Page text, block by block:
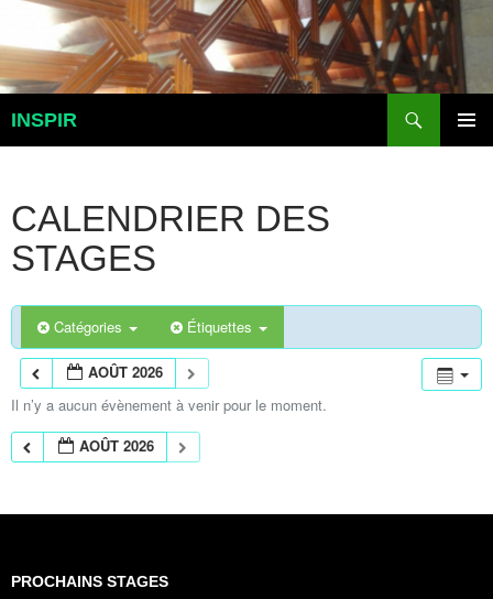
contenu
INSPIR
CALENDRIER DES
STAGES
Catégories Étiquettes
AOÛT 2026
Il n’y a aucun évènement à venir pour le moment.
AOÛT 2026
PROCHAINS STAGES